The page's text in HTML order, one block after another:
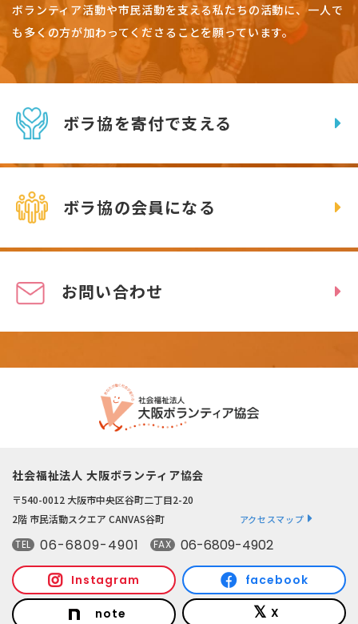
ボランティア活動や市民活動を支える私たちの活動に、一人で
も多くの方が加わってくださることを願っています。
ボラ協を寄付で支える
ボラ協の会員になる
お問い合わせ
社会福祉法人 大阪ボランティア協会
〒540-0012 大阪市中央区谷町二丁目2-20
2階 市民活動スクエア CANVAS谷町
アクセスマップ
TEL 06-6809-4901 FAX 06-6809-4902
Instagram facebook
note X